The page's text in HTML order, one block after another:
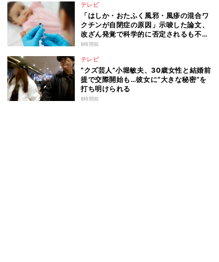
テレビ
「はしか・おたふく風邪・風疹の混合ワ
クチンが自閉症の原因」示唆した論文、
改ざん発覚で科学的に否定されるも不安
消えず…科学者たちの反証はなぜ届かな
8時間前
テレビ
“クズ芸人”小堀敏夫、30歳女性と結婚前
提で交際開始も…彼女に“大きな秘密”を
打ち明けられる
8時間前